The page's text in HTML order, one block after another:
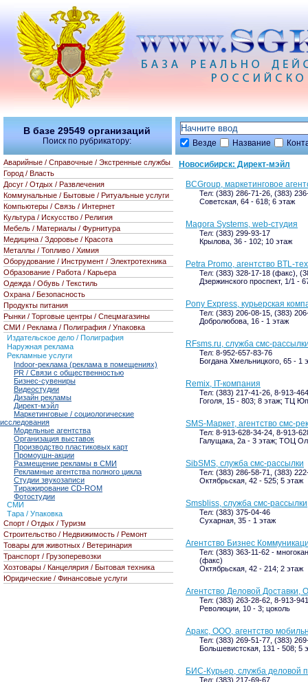
Везде Название
Новосибирск: Директ-мэйл
BCGroup, маркетинговое
Тел: (383) 286-71-26, (383)
Советская, 64 - 618; 6 этаж
Magora Systems, web-студия
Тел: (383) 299-93-17
Крылова, 36 - 102; 10 этаж
Petra Promo, агентство BTL-
Тел: (383) 328-17-18 (факс),
Дзержинского проспект, 1/1 -
Pony Express, курьерская
Тел: (383) 206-08-15, (383)
Добролюбова, 16 - 1 этаж
RFsms.ru, служба смс-
Тел: 8-952-657-83-76
Богдана Хмельницкого, 65 - 1
Remix, IT-компания
Тел: (383) 217-41-26, 8-913-
Гоголя, 15 - 803; 8 этаж; ТЦ
SMS-Маркет, агентство смс-
Тел: 8-913-628-34-24, 8-913-
Галущака, 2а - 3 этаж; ТОЦ
SibSMS, служба смс-рассылки
Тел: (383) 286-58-71, (383)
Октябрьская, 42 - 525; 5 этаж
Smsbliss, служба смс-рассылки
Тел: (383) 375-04-46
Сухарная, 35 - 1 этаж
Агентство Бизнес
Тел: (383) 363-11-62 -
(факс)
Октябрьская, 42 - 214; 2 этаж
Агентство Деловой Доставки,
Тел: (383) 263-28-62, 8-913-
Революции, 10 - 3; цоколь
Аракс, ООО, агентство
Тел: (383) 269-51-77, (383)
Большевистская, 131 - 508; 5
БИС-Курьер, служба деловой
Тел: (383) 217-69-67
В базе 29549 организаций
Поиск по рубрикатору:
Аварийные / Справочные / Экстренные службы
Город / Власть
Досуг / Отдых / Развлечения
Коммунальные / Бытовые / Ритуальные услуги
Компьютеры / Связь / Интернет
Культура / Искусство / Религия
Мебель / Материалы / Фурнитура
Медицина / Здоровье / Красота
Металлы / Топливо / Химия
Оборудование / Инструмент / Электротехника
Образование / Работа / Карьера
Одежда / Обувь / Текстиль
Охрана / Безопасность
Продукты питания
Рынки / Торговые центры / Спецмагазины
СМИ / Реклама / Полиграфия / Упаковка
Издательское дело / Полиграфия
Наружная реклама
Рекламные услуги
Indoor-реклама (реклама в помещениях)
PR / Связи с общественностью
Бизнес-сувениры
Видеостудии
Дизайн рекламы
Директ-мэйл
Маркетинговые / социологические
исследования
Модельные агентства
Организация выставок
Производство пластиковых карт
Промоушн-акции
Размещение рекламы в СМИ
Рекламные агентства полного цикла
Студии звукозаписи
Тиражирование CD-ROM
Фотостудии
СМИ
Тара / Упаковка
Спорт / Отдых / Туризм
Строительство / Недвижимость / Ремонт
Товары для животных / Ветеринария
Транспорт / Грузоперевозки
Хозтовары / Канцелярия / Бытовая техника
Юридические / Финансовые услуги